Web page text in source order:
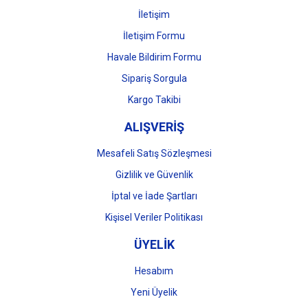
Gönder
İletişim
İletişim Formu
Havale Bildirim Formu
Sipariş Sorgula
Kargo Takibi
ALIŞVERİŞ
Mesafeli Satış Sözleşmesi
Gizlilik ve Güvenlik
İptal ve İade Şartları
Kişisel Veriler Politikası
ÜYELİK
Hesabım
Yeni Üyelik